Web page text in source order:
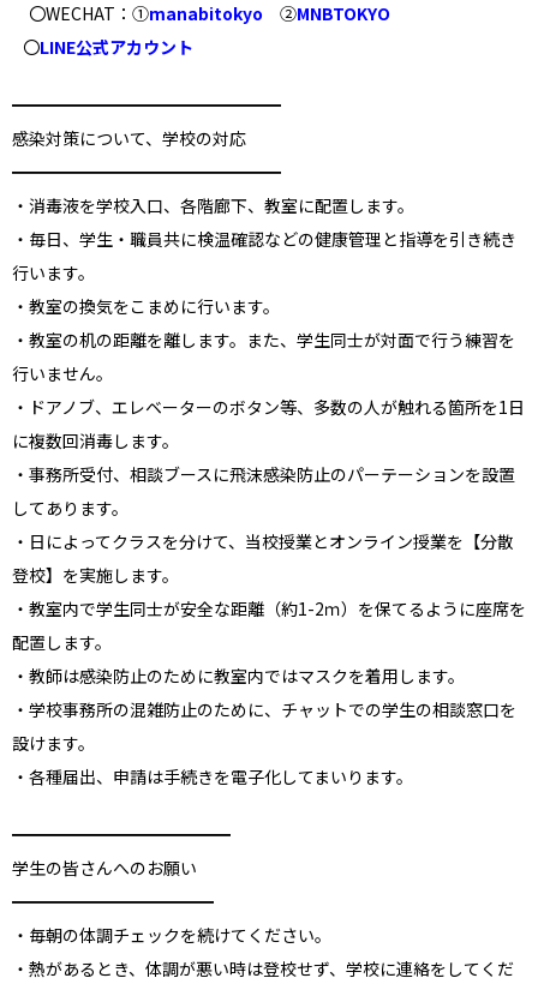
〇WECHAT：①manabitokyo ②MNBTOKYO
〇LINE公式アカウント
━━━━━━━━━━━━━━━━
感染対策について、学校の対応
━━━━━━━━━━━━━━━━
・消毒液を学校入口、各階廊下、教室に配置します。
・毎日、学生・職員共に検温確認などの健康管理と指導を引き続き
行います。
・教室の換気をこまめに行います。
・教室の机の距離を離します。また、学生同士が対面で行う練習を
行いません。
・ドアノブ、エレベーターのボタン等、多数の人が触れる箇所を1日
に複数回消毒します。
・事務所受付、相談ブースに飛沫感染防止のパーテーションを設置
してあります。
・日によってクラスを分けて、当校授業とオンライン授業を【分散
登校】を実施します。
・教室内で学生同士が安全な距離（約1-2ｍ）を保てるように座席を
配置します。
・教師は感染防止のために教室内ではマスクを着用します。
・学校事務所の混雑防止のために、チャットでの学生の相談窓口を
設けます。
・各種届出、申請は手続きを電子化してまいります。
━━━━━━━━━━━━━
学⽣の皆さんへのお願い
━━━━━━━━━━━━
・毎朝の体調チェックを続けてください。
・熱があるとき、体調が悪い時は登校せず、学校に連絡をしてくだ